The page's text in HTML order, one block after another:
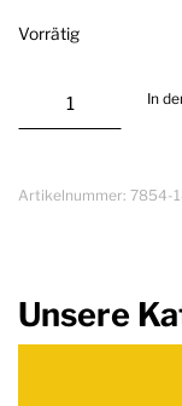
Vorrätig
Wochenend-
Workshop
In
Artikelnummer: 7854-
Unsere